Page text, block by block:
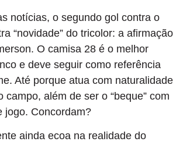
notícias, o segundo gol contra o
“novidade” do tricolor: a afirmação
O camisa 28 é o melhor
e deve seguir como referência
Até porque atua com naturalidade
campo, além de ser o “beque” com
jogo. Concordam?
ainda ecoa na realidade do